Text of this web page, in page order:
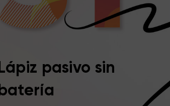
Lápiz pasivo sin
batería